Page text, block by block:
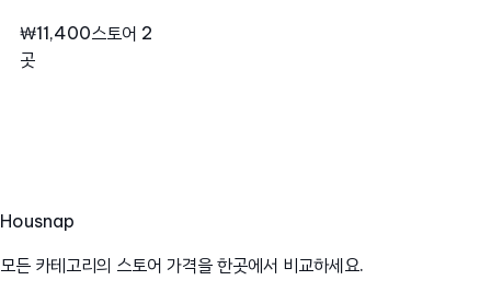
₩11,400스토어 2
곳
Housnap
모든 카테고리의 스토어 가격을 한곳에서 비교하세요.